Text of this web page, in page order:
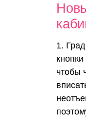
1.
чтобы